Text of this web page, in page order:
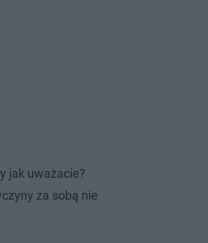
jak uważacie?
za sobą nie